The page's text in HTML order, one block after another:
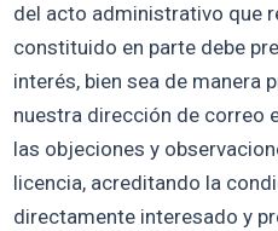
del acto administrativo que
constituido en parte debe
interés, bien sea de manera
nuestra dirección de correo
las objeciones y
licencia, acreditando la
directamente interesado y